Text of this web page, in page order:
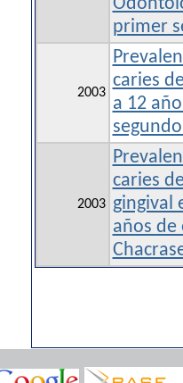
primer
2003
caries
a 12
2003
caries
gingival
años de